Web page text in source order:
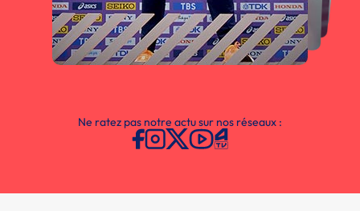
Ne ratez pas notre actu sur nos réseaux :